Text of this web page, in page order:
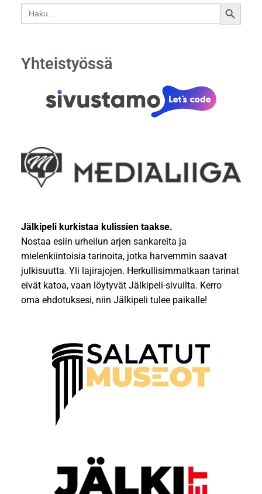
Search
for:
SEARCH
Yhteistyössä
Jälkipeli kurkistaa kulissien taakse.
Nostaa esiin urheilun arjen sankareita ja
mielenkiintoisia tarinoita, jotka harvemmin saavat
julkisuutta. Yli lajirajojen. Herkullisimmatkaan tarinat
eivät katoa, vaan löytyvät Jälkipeli-sivuilta. Kerro
oma ehdotuksesi, niin Jälkipeli tulee paikalle!